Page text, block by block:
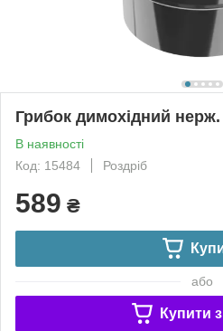
Грибок димохідний
В наявності
Код: 15484
Роздріб
589 ₴
або
Купити з